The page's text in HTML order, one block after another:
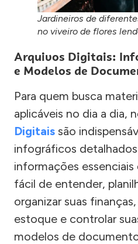
Jardineiros de
no viveiro de flores
Arquivos Digitais:
e Modelos de
Para quem busca
aplicáveis no dia a dia,
Digitais são
infográficos
informações
fácil de entender,
organizar suas
estoque e controlar
modelos de